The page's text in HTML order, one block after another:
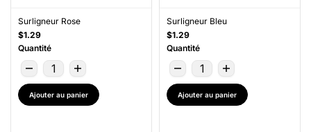
Surligneur Rose
$1.29
Quantité
Ajouter au panier
Surligneur Bleu
$1.29
Quantité
Ajouter au panier